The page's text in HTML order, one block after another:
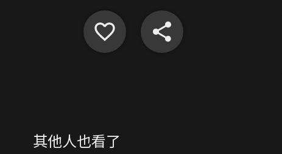
其他人也看了